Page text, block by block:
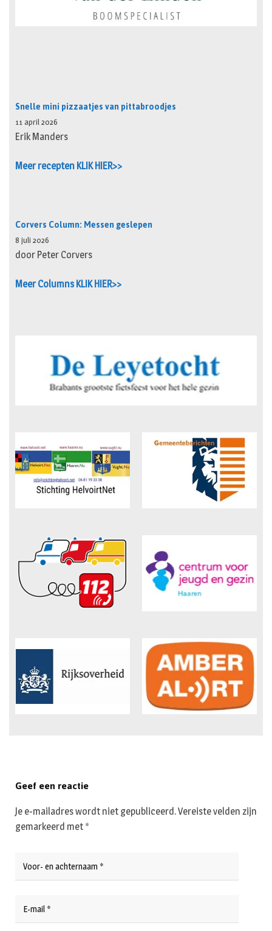
Snelle mini pizzaatjes van pittabroodjes
11 april 2026
Erik Manders
Meer recepten KLIK HIER>>
Corvers Column: Messen geslepen
8 juli 2026
door Peter Corvers
Meer Columns KLIK HIER>>
Geef een reactie
Je e-mailadres wordt niet gepubliceerd.Vereiste velden zijn
gemarkeerd met *